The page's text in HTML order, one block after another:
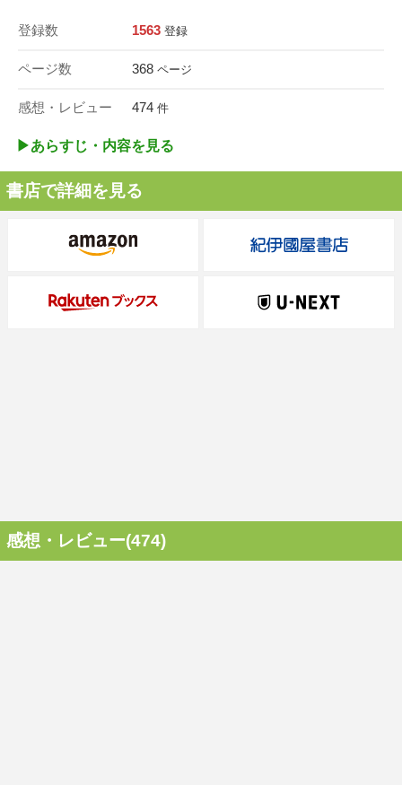
登録数 1563 登録
ページ数 368 ページ
感想・レビュー 474 件
▶︎あらすじ・内容を見る
書店で詳細を見る
感想・レビュー(474)